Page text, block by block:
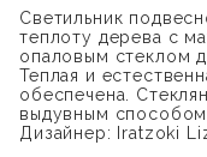
Светильник
теплоту дерева с
опаловым стеклом
Теплая и
обеспечена.
выдувным способом.
Дизайнер: Iratzoki